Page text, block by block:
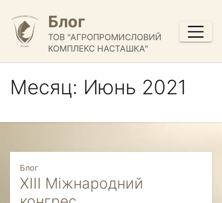
содержимомуБлог
ТОВ "АГРОПРОМИСЛОВИЙ
КОМПЛЕКС НАСТАШКА"
Месяц: Июнь 2021
Блог
XIII Міжнародний